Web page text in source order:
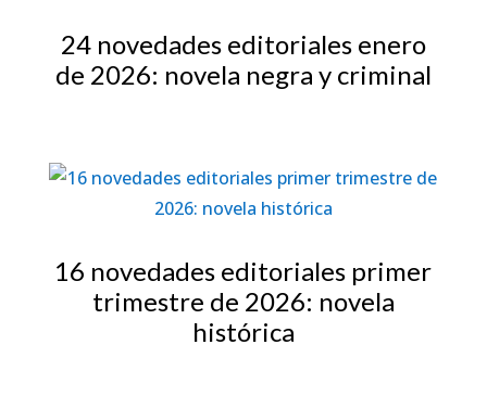
24 novedades editoriales enero
de 2026: novela negra y criminal
16 novedades editoriales primer
trimestre de 2026: novela
histórica